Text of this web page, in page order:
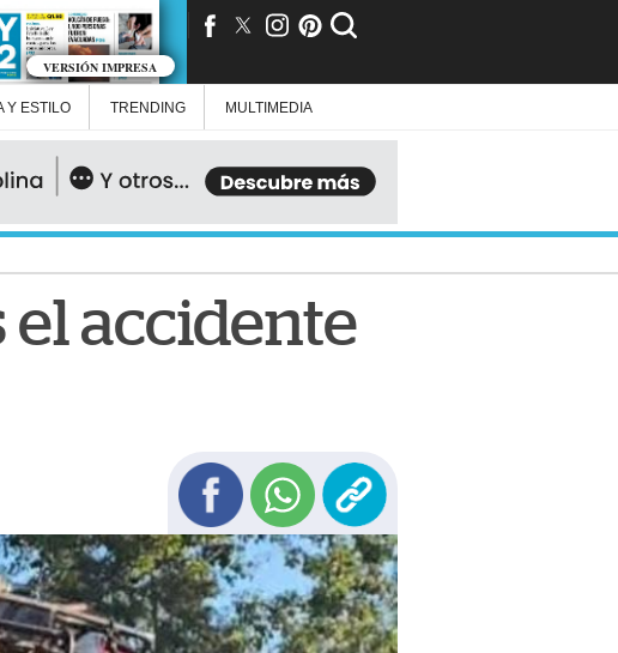
VERSIÓN IMPRESA
Y ESTILO TRENDING MULTIMEDIA
el accidente